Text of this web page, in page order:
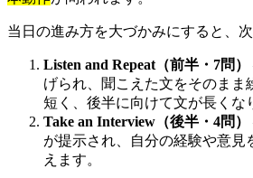
当日の進み方を大づかみにすると、
Listen and Repeat（前半・7問）
げられ、聞こえた文をそのまま
短く、後半に向けて文が長くな
Take an Interview（後半・4問）
が提示され、自分の経験や意見
えます。